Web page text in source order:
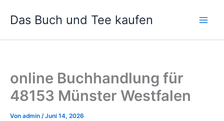
InhaltDas Buch und Tee kaufen
online Buchhandlung für
48153 Münster Westfalen
Von admin /Juni 14, 2026